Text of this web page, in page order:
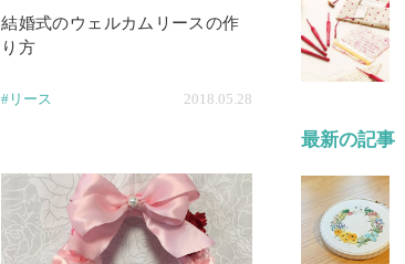
結婚式のウェルカムリースの作
り方
#リース 2018.05.28
最新の記事